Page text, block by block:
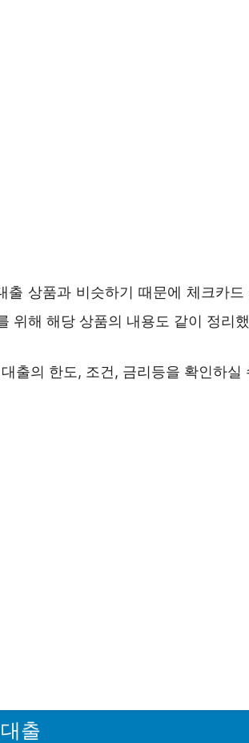
출 상품과 비슷하기 때문에 체크카
위해 해당 상품의 내용도 같이 정리
출의 한도, 조건, 금리등을 확인하실
출